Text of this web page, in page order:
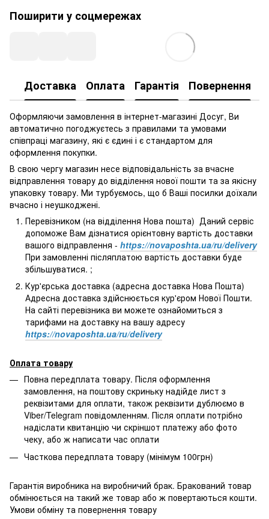
Поширити у соцмережах
Доставка Оплата Гарантія Повернення
Оформляючи замовлення в інтернет-магазині Досуг, Ви
автоматично погоджуєтесь з правилами та умовами
співпраці магазину, які є єдині і є стандартом для
оформлення покупки.
В свою чергу магазин несе відповідальність за вчасне
відправлення товару до відділення нової пошти та за якісну
упаковку товару. Ми турбуємось, що б Ваші посилки доїхали
вчасно і неушкоджені.
Перевізником (на відділення Нова пошта) Даний сервіс
допоможе Вам дізнатися орієнтовну вартість доставки
вашого відправлення - https://novaposhta.ua/ru/delivery
При замовленні післяплатою вартість доставки буде
збільшуватися. ;
Кур'єрська доставка (адресна доставка Нова Пошта)
Адресна доставка здійснюється кур'єром Нової Пошти.
На сайті перевізника ви можете ознайомиться з
тарифами на доставку на вашу адресу
https://novaposhta.ua/ru/delivery
Оплата товару
Повна передплата товару. Після оформлення
замовлення, на поштову скриньку надійде лист з
реквізитами для оплати, також реквізити дублюємо в
Viber/Telegram повідомленням. Після оплати потрібно
надіслати квитанцію чи скріншот платежу або фото
чеку, або ж написати час оплати
Часткова передплата товару (мінімум 100грн)
Гарантія виробника на виробничий брак. Бракований товар
обмінюється на такий же товар або ж повертаються кошти.
Умови обміну та повернення товару